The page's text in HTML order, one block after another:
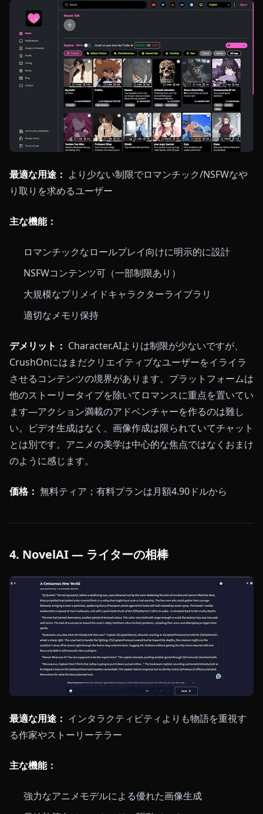
最適な用途： より少ない制限でロマンチック/NSFWなや
り取りを求めるユーザー
主な機能：
ロマンチックなロールプレイ向けに明示的に設計
NSFWコンテンツ可（一部制限あり）
大規模なプリメイドキャラクターライブラリ
適切なメモリ保持
デメリット： Character.AIよりは制限が少ないですが、
CrushOnにはまだクリエイティブなユーザーをイライラ
させるコンテンツの境界があります。プラットフォームは
他のストーリータイプを除いてロマンスに重点を置いてい
ます—アクション満載のアドベンチャーを作るのは難し
い。ビデオ生成はなく、画像作成は限られていてチャット
とは別です。アニメの美学は中心的な焦点ではなくおまけ
のように感じます。
価格： 無料ティア；有料プランは月額4.90ドルから
4. NovelAI — ライターの相棒
最適な用途： インタラクティビティよりも物語を重視す
る作家やストーリーテラー
主な機能：
強力なアニメモデルによる優れた画像生成